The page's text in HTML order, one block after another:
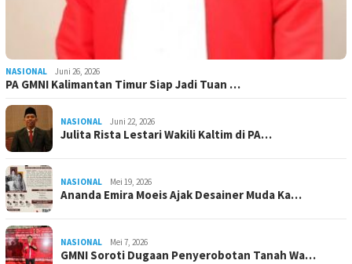
NASIONAL Juni 26, 2026
PA GMNI Kalimantan Timur Siap Jadi Tuan …
NASIONAL Juni 22, 2026
Julita Rista Lestari Wakili Kaltim di PA…
NASIONAL Mei 19, 2026
Ananda Emira Moeis Ajak Desainer Muda Ka…
NASIONAL Mei 7, 2026
GMNI Soroti Dugaan Penyerobotan Tanah Wa…